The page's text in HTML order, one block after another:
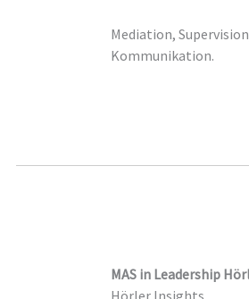
Mediation,
Kommunikation.
MAS in Leadership